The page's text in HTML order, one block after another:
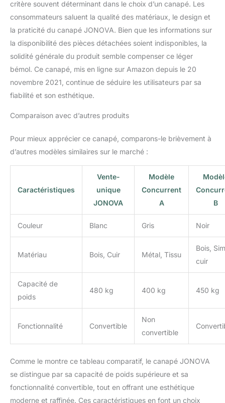
critère souvent déterminant dans le choix d’un canapé. Les
consommateurs saluent la qualité des matériaux, le design et
la praticité du canapé JONOVA. Bien que les informations sur
la disponibilité des pièces détachées soient indisponibles, la
solidité générale du produit semble compenser ce léger
bémol. Ce canapé, mis en ligne sur Amazon depuis le 20
novembre 2021, continue de séduire les utilisateurs par sa
fiabilité et son esthétique.
Comparaison avec d’autres produits
Pour mieux apprécier ce canapé, comparons-le brièvement à
d’autres modèles similaires sur le marché :
Caractéristiques
Vente-
unique
JONOVA
Modèle
Concurrent
A
B
Couleur Blanc Gris Noir
Matériau Bois, Cuir Métal, Tissu
Bois,
cuir
Capacité de
poids
480 kg 400 kg 450 kg
Fonctionnalité Convertible
Non
convertible
Comme le montre ce tableau comparatif, le canapé JONOVA
se distingue par sa capacité de poids supérieure et sa
fonctionnalité convertible, tout en offrant une esthétique
moderne et raffinée. Ces caractéristiques en font un choix